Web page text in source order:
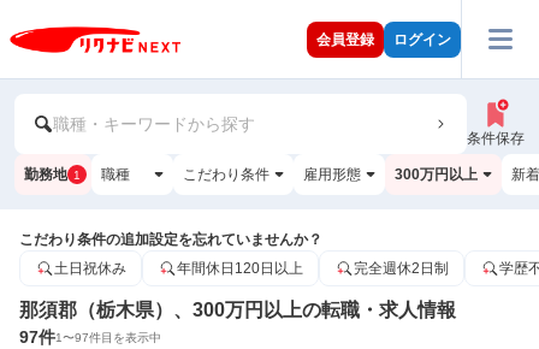
会員登録 ログイン
職種・キーワードから探す
条件保存
勤務地 1 職種 こだわり条件 雇用形態 300万円以上 新
こだわり条件の追加設定を忘れていませんか？
土日祝休み
年間休日120日以上 完全週休2日制 学歴
那須郡（栃木県）、300万円以上の転職・求人情報
97件1〜97件目を表示中